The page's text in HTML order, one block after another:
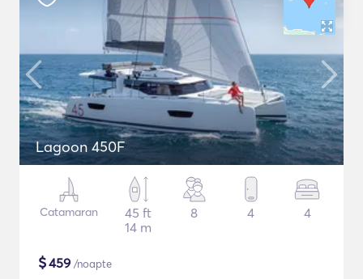
Lagoon 450F
Catamaran
45 ft
14 m
8 4 4
$459 /noapte